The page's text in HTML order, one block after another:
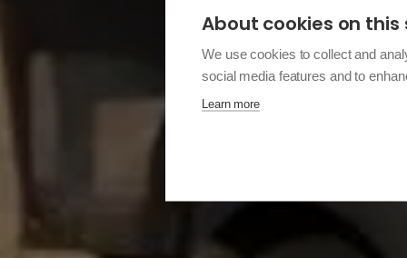
About cookies on this
We use cookies to collect and
social media features and to
Learn more